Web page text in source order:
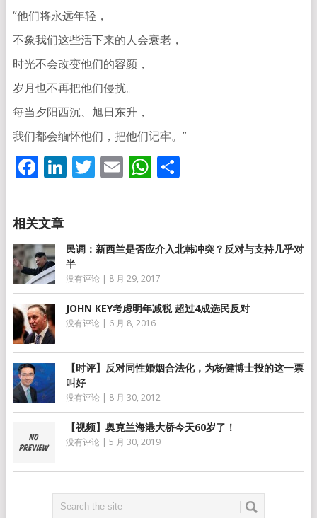
“他们将永远年轻，
不象我们这些活下来的人会衰老，
时光不会改变他们的容颜，
岁月也不再把他们侵扰。
每当夕阳西沉、旭日东升，
我们都会缅怀他们，把他们记牢。”
Facebook
LinkedIn
Twitter
EmailWhatsApp
分
民调：新西兰是否应介入北韩冲突？反对与支持几乎对
半
没有评论 | 8 月 29, 2017
JOHN KEY考虑明年减税 超过4成选民反对
没有评论 | 6 月 8, 2016
【时评】反对同性婚姻合法化，为杨健博士投的这一票
叫好
没有评论 | 8 月 30, 2012
【视频】奥克兰海港大桥今天60岁了！
没有评论 | 5 月 30, 2019